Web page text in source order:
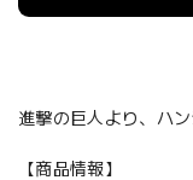
進撃の巨人より、ハ
【商品情報】